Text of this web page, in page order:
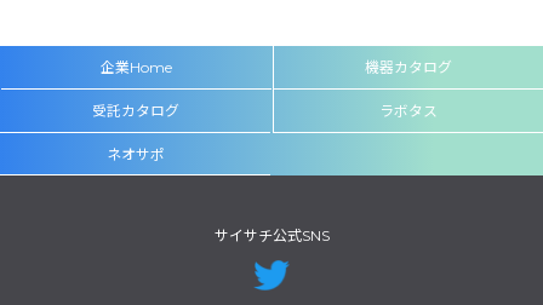
企業Home 機器カタログ
受託カタログ ラボタス
ネオサポ
サイサチ公式SNS